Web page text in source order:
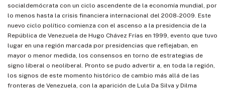
socialdemócrata con un ciclo ascendente de la economía mundial, por
lo menos hasta la crisis financiera internacional del 2008-2009. Este
nuevo ciclo político comienza con el ascenso a la presidencia de la
República de Venezuela de Hugo Chávez Frías en 1999, evento que tuvo
lugar en una región marcada por presidencias que reflejaban, en
mayor o menor medida, los consensos en torno de estrategias de
signo liberal o neoliberal. Pronto se pudo advertir a, en toda la región,
los signos de este momento histórico de cambio más allá de las
fronteras de Venezuela, con la aparición de Lula Da Silva y Dilma